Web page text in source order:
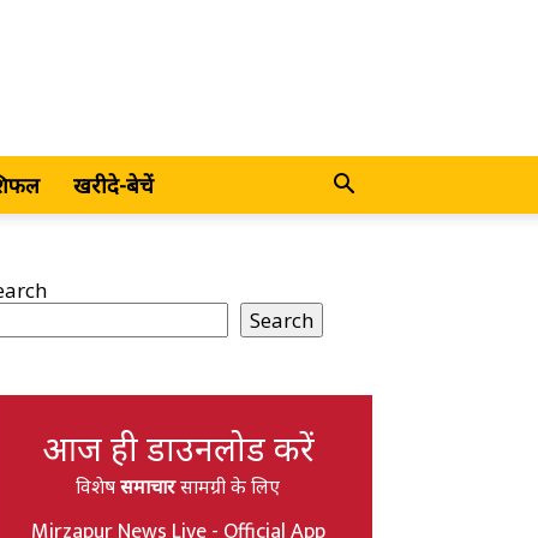
खरीदे-बेचें
Search
आज ही डाउनलोड करें
विशेषसमाचारसामग्री के लिए